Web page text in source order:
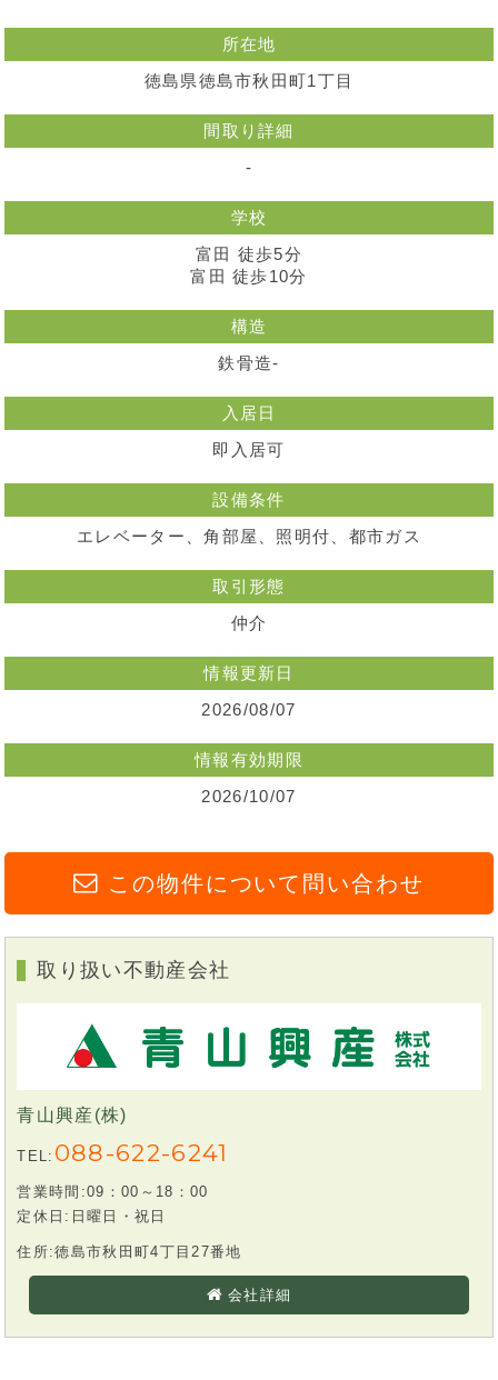
所在地
徳島県徳島市秋田町1丁目
間取り詳細
-
学校
富田 徒歩5分
富田 徒歩10分
構造
鉄骨造-
入居日
即入居可
設備条件
エレベーター、角部屋、照明付、都市ガス
取引形態
仲介
情報更新日
2026/08/07
情報有効期限
2026/10/07
この物件について問い合わせ
取り扱い不動産会社
青山興産(株)
TEL: 088-622-6241
営業時間:09：00～18：00
定休日:日曜日・祝日
住所:徳島市秋田町4丁目27番地
会社詳細